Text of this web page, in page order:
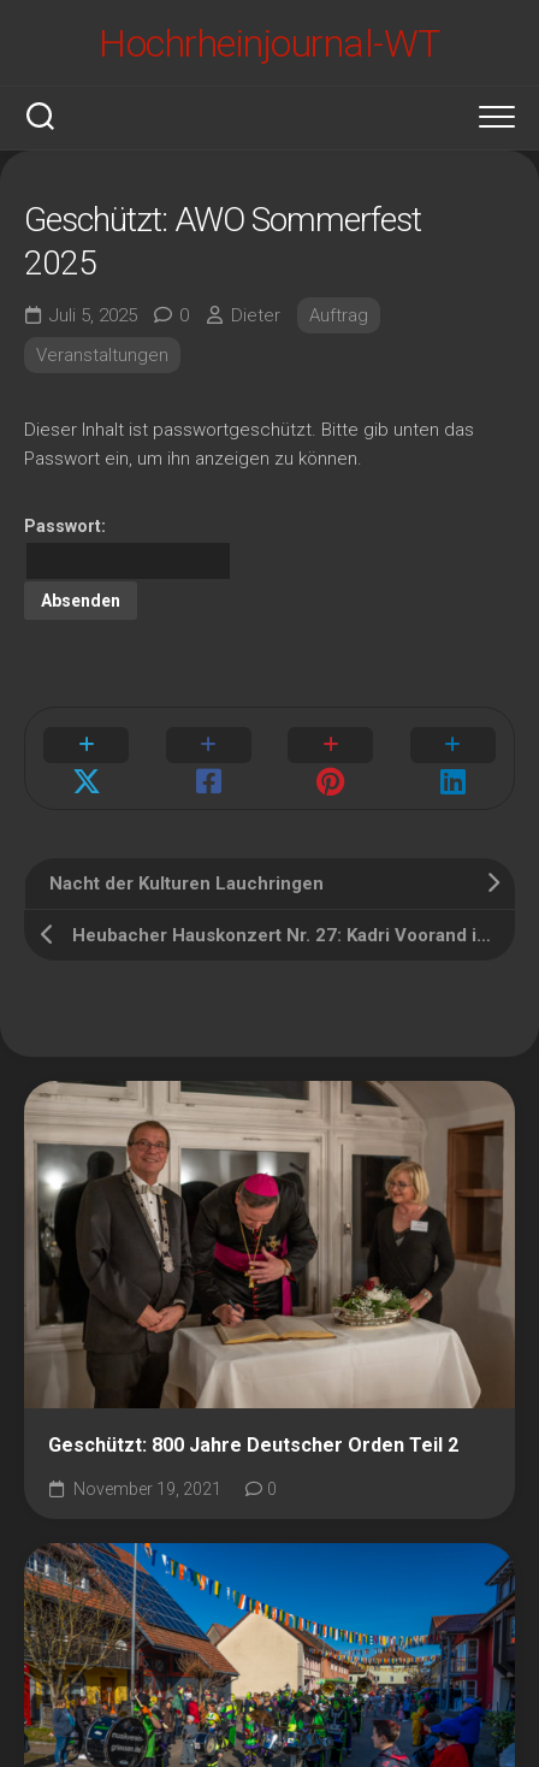
Hochrheinjournal-WT
Geschützt: AWO Sommerfest
2025
Juli 5, 2025 0 Dieter
Auftrag
Veranstaltungen
Dieser Inhalt ist passwortgeschützt. Bitte gib unten das
Passwort ein, um ihn anzeigen zu können.
Passwort:
Nacht der Kulturen Lauchringen
Heubacher Hauskonzert Nr. 27: Kadri Voorand in Duo with Mihkel Mälgand
Geschützt: 800 Jahre Deutscher Orden Teil 2
November 19, 2021 0